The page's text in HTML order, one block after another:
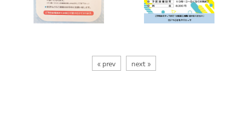
« prev next »